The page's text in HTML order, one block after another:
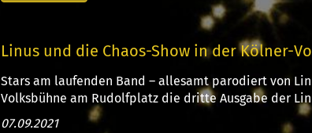
Linus und die Chaos-Show in der Kölner-
Stars am laufenden Band – allesamt parodiert von
Volksbühne am Rudolfplatz die dritte Ausgabe der
07.09.2021